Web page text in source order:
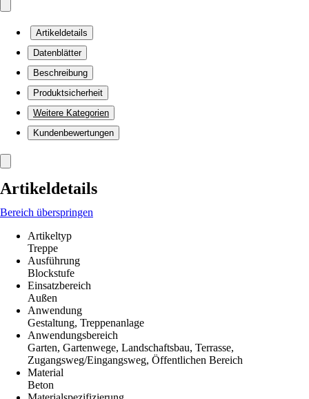
Artikeldetails
Datenblätter
Beschreibung
Produktsicherheit
Weitere Kategorien
Kundenbewertungen
Artikeldetails
Bereich überspringen
Artikeltyp
Treppe
Ausführung
Blockstufe
Einsatzbereich
Außen
Anwendung
Gestaltung, Treppenanlage
Anwendungsbereich
Garten, Gartenwege, Landschaftsbau, Terrasse,
Zugangsweg/Eingangsweg, Öffentlichen Bereich
Material
Beton